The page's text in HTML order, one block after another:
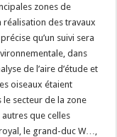
zones de
réalisation des travaux
qu’un suivi sera
dans
de l’aire d’étude et
oiseaux étaient
secteur de la zone
autres que celles
royal, le grand-duc W…,